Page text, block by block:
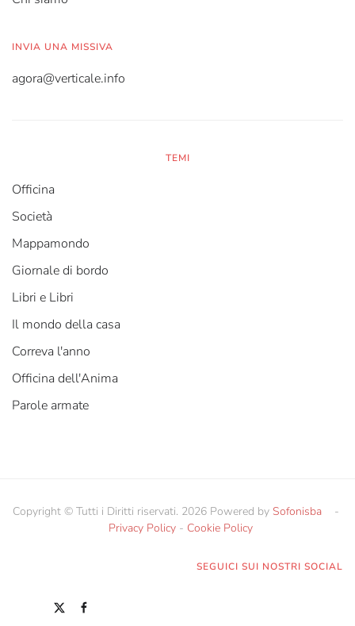
INVIA UNA MISSIVA
agora@verticale.info
TEMI
Officina
Società
Mappamondo
Giornale di bordo
Libri e Libri
Il mondo della casa
Correva l'anno
Officina dell'Anima
Parole armate
Copyright © Tutti i Diritti riservati. 2026 Powered by Sofonisba -
Privacy Policy - Cookie Policy
SEGUICI SUI NOSTRI SOCIAL